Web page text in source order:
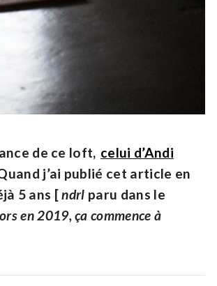
de ce loft, celui d’Andi
j’ai publié cet article en
5 ans [ndrl paru dans le
en 2019, ça commence à